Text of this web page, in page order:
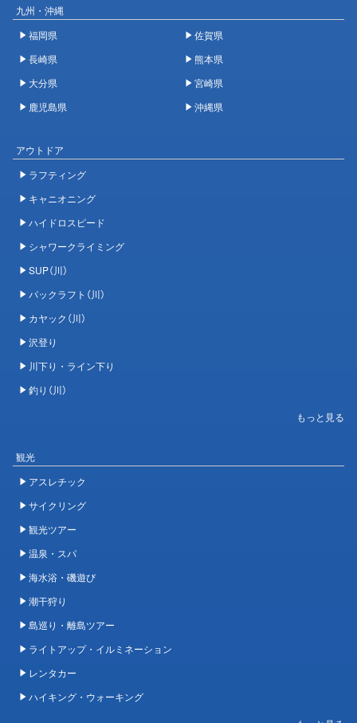
九州・沖縄
福岡県
佐賀県
長崎県
熊本県
大分県
宮崎県
鹿児島県
沖縄県
アウトドア
ラフティング
キャニオニング
ハイドロスピード
シャワークライミング
SUP（川）
パックラフト（川）
カヤック（川）
沢登り
川下り・ライン下り
釣り（川）
観光
アスレチック
サイクリング
観光ツアー
温泉・スパ
海水浴・磯遊び
潮干狩り
島巡り・離島ツアー
ライトアップ・イルミネーション
レンタカー
ハイキング・ウォーキング